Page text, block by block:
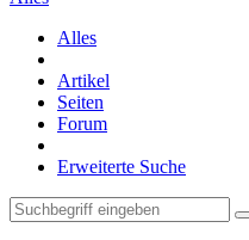
Alles
Artikel
Seiten
Forum
Erweiterte Suche